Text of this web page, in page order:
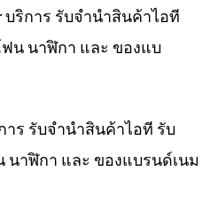
บริการ รับจำนำสินค้าไอที
น นาฬิกา และ ของแบ
ร รับจำนำสินค้าไอที รับ
าฬิกา และ ของแบรนด์เนม